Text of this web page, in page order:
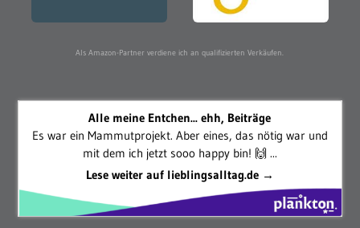
Als Amazon-Partner verdiene ich an qualifizierten Verkäufen.
Alle meine Entchen... ehh, Beiträge
Es war ein Mammutprojekt. Aber eines, das nötig war und
mit dem ich jetzt sooo happy bin! 🙌 ...
Lese weiter auf lieblingsalltag.de →